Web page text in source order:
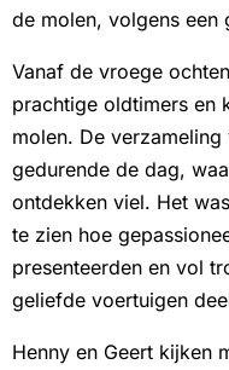
de molen, volgens een
Vanaf de vroege
prachtige oldtimers en
molen. De
gedurende de dag,
ontdekken viel. Het
te zien hoe
presenteerden en vol
geliefde voertuigen
Henny en Geert kijken